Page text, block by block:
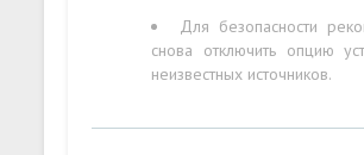
Для безопасности
снова отключить опцию
неизвестных источников.